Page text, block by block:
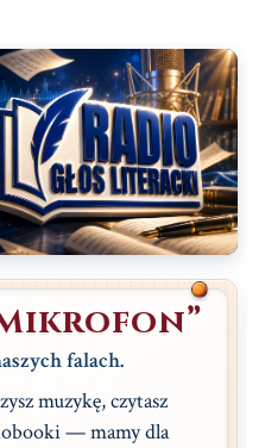
falach.
muzykę, czytasz
— mamy dla